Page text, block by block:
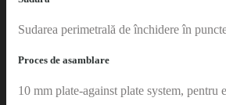
Sudarea perimetrală de închidere în
Proces de asamblare
10 mm plate-against plate system,